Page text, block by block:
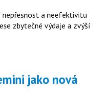
nepřesnost a neefektivitu
zbytečné výdaje a zvýší